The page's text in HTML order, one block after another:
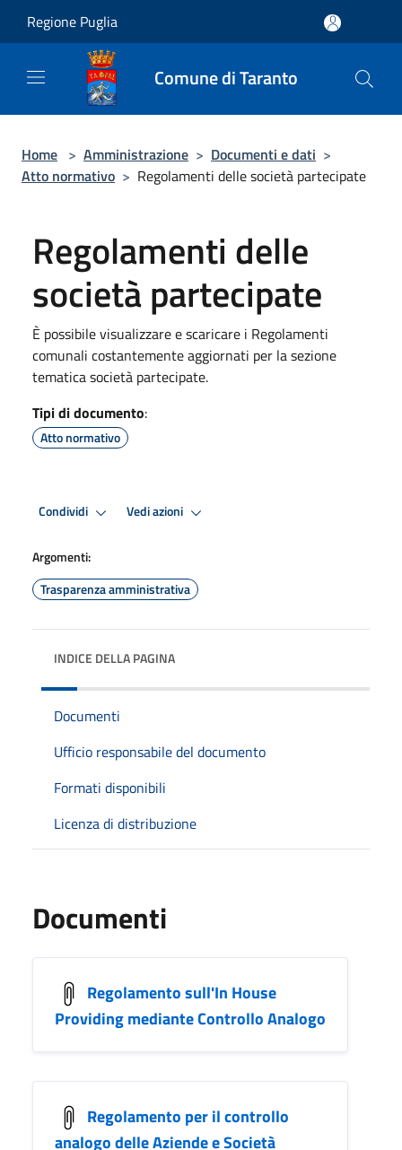
Regione Puglia
Comune di Taranto
Home > Amministrazione > Documenti e dati >
Atto normativo > Regolamenti delle società partecipate
Regolamenti delle
società partecipate
È possibile visualizzare e scaricare i Regolamenti
comunali costantemente aggiornati per la sezione
tematica società partecipate.
Tipi di documento:
Atto normativo
Condividi Vedi azioni
Argomenti:
Trasparenza amministrativa
INDICE DELLA PAGINA
Documenti
Ufficio responsabile del documento
Formati disponibili
Licenza di distribuzione
Documenti
Regolamento sull'In House
Providing mediante Controllo Analogo
Regolamento per il controllo
analogo delle Aziende e Società